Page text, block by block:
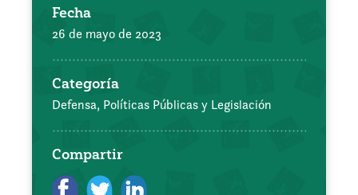
Fecha
26 de mayo de 2023
Categoría
Defensa, Políticas Públicas y Legislación
Compartir